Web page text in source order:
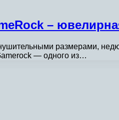
–
размерами,
— одного из…